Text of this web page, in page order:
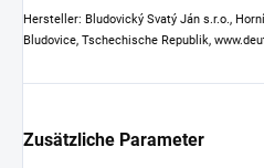
Hersteller: Bludovický Svatý Ján s.r.o.,
Bludovice, Tschechische Republik,
Zusätzliche Parameter